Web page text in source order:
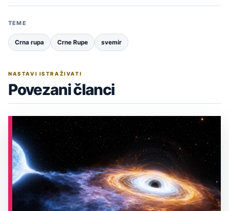
TEME
Crna rupa Crne Rupe svemir
NASTAVI ISTRAŽIVATI
Povezani članci